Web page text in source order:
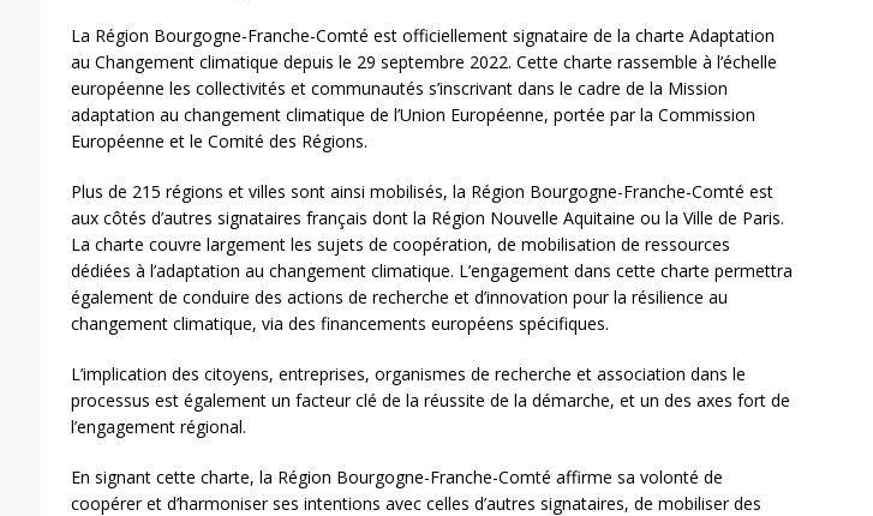
La Région Bourgogne-Franche-Comté est officiellement signataire de la charte Adaptation
au Changement climatique depuis le 29 septembre 2022. Cette charte rassemble à l’échelle
européenne les collectivités et communautés s’inscrivant dans le cadre de la Mission
adaptation au changement climatique de l’Union Européenne, portée par la Commission
Européenne et le Comité des Régions.
Plus de 215 régions et villes sont ainsi mobilisés, la Région Bourgogne-Franche-Comté est
aux côtés d’autres signataires français dont la Région Nouvelle Aquitaine ou la Ville de Paris.
La charte couvre largement les sujets de coopération, de mobilisation de ressources
dédiées à l’adaptation au changement climatique. L’engagement dans cette charte permettra
également de conduire des actions de recherche et d’innovation pour la résilience au
changement climatique, via des financements européens spécifiques.
L’implication des citoyens, entreprises, organismes de recherche et association dans le
processus est également un facteur clé de la réussite de la démarche, et un des axes fort de
l’engagement régional.
En signant cette charte, la Région Bourgogne-Franche-Comté affirme sa volonté de
coopérer et d’harmoniser ses intentions avec celles d’autres signataires, de mobiliser des